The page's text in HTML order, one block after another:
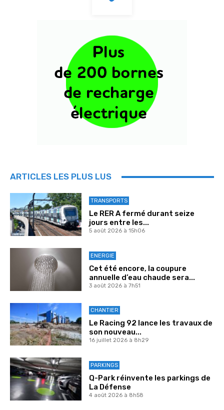
ARTICLES LES PLUS LUS
TRANSPORTS
Le RER A fermé durant seize
jours entre les...
5 août 2026 à 15h06
ENERGIE
Cet été encore, la coupure
annuelle d’eau chaude sera...
3 août 2026 à 7h51
CHANTIER
Le Racing 92 lance les travaux de
son nouveau...
16 juillet 2026 à 8h29
PARKINGS
Q-Park réinvente les parkings de
La Défense
4 août 2026 à 8h58